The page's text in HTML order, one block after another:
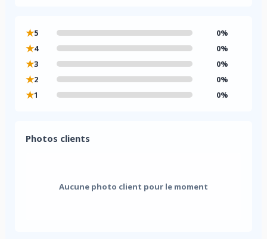
★5 0%
★4 0%
★3 0%
★2 0%
★1 0%
Photos clients
Aucune photo client pour le moment